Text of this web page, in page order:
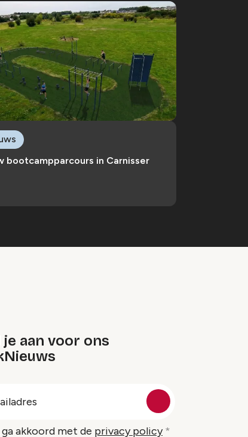
bootcampparcours in Carnisser
je aan voor ons
ga akkoord met de privacy policy